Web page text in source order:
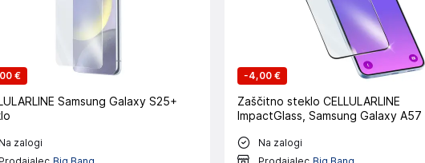
€
Samsung Galaxy S25+
Na zalogi
Prodajalec Big Bang
-4,00 €
Zaščitno steklo CELLULARLINE
ImpactGlass, Samsung Galaxy A57
Na zalogi
Prodajalec Big Bang